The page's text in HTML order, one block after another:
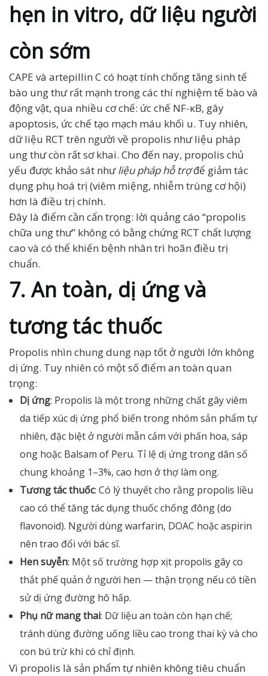
hẹn in vitro, dữ liệu người
còn sớm
CAPE và artepillin C có hoạt tính chống tăng sinh tế
bào ung thư rất mạnh trong các thí nghiệm tế bào và
động vật, qua nhiều cơ chế: ức chế NF-κB, gây
apoptosis, ức chế tạo mạch máu khối u. Tuy nhiên,
dữ liệu RCT trên người về propolis như liệu pháp
ung thư còn rất sơ khai. Cho đến nay, propolis chủ
yếu được khảo sát nhưliệu pháp hỗ trợđể giảm tác
dụng phụ hoá trị (viêm miệng, nhiễm trùng cơ hội)
hơn là điều trị chính.
Đây là điểm cần cẩn trọng: lời quảng cáo “propolis
chữa ung thư” không có bằng chứng RCT chất lượng
cao và có thể khiến bệnh nhân trì hoãn điều trị
chuẩn.
7. An toàn, dị ứng và
tương tác thuốc
Propolis nhìn chung dung nạp tốt ở người lớn không
dị ứng. Tuy nhiên có một số điểm an toàn quan
trọng:
Dị ứng: Propolis là một trong những chất gây viêm
da tiếp xúc dị ứng phổ biến trong nhóm sản phẩm tự
nhiên, đặc biệt ở người mẫn cảm với phấn hoa, sáp
ong hoặc Balsam of Peru. Tỉ lệ dị ứng trong dân số
chung khoảng 1–3%, cao hơn ở thợ làm ong.
Tương tác thuốc: Có lý thuyết cho rằng propolis liều
cao có thể tăng tác dụng thuốc chống đông (do
flavonoid). Người dùng warfarin, DOAC hoặc aspirin
nên trao đổi với bác sĩ.
Hen suyễn: Một số trường hợp xịt propolis gây co
thắt phế quản ở người hen — thận trọng nếu có tiền
sử dị ứng đường hô hấp.
Phụ nữ mang thai: Dữ liệu an toàn còn hạn chế;
tránh dùng đường uống liều cao trong thai kỳ và cho
con bú trừ khi có chỉ định.
Vì propolis là sản phẩm tự nhiên không tiêu chuẩn